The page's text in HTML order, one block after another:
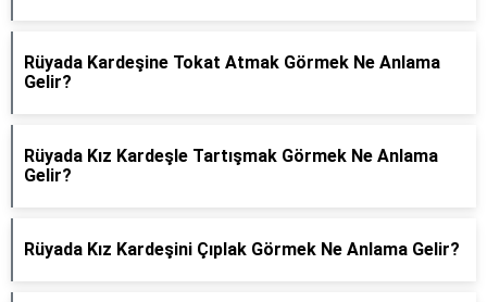
Rüyada Kardeşine Tokat Atmak Görmek Ne Anlama
Gelir?
Rüyada Kız Kardeşle Tartışmak Görmek Ne Anlama
Gelir?
Rüyada Kız Kardeşini Çıplak Görmek Ne Anlama Gelir?